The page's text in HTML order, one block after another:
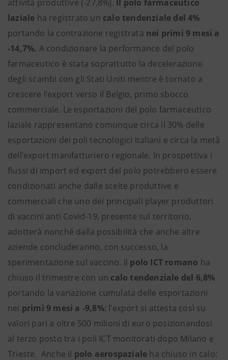
attività produttive (-27,8%). Il polo farmaceutico
laziale ha registrato un calo tendenziale del 4%
portando la contrazione registrata nei primi 9 mesi a
-14,7%. A condizionare la performance del polo
farmaceutico è stata soprattutto la decelerazione
degli scambi con gli Stati Uniti mentre è tornato a
crescere l’export verso il Belgio, primo sbocco
commerciale. Le esportazioni del polo farmaceutico
laziale rappresentano comunque circa il 30% delle
esportazioni dei poli tecnologici italiani e circa la metà
dell’export manifatturiero regionale. In prospettiva i
flussi di import ed export del polo potrebbero essere
condizionati anche dalle scelte produttive e
commerciali che uno dei principali player produttori
di vaccini anti Covid-19, presente sul territorio,
adotterà nonché dalla possibilità che anche altre
aziende concluderanno, con successo, la
sperimentazione sul vaccino. Il polo ICT romano ha
chiuso il trimestre con un calo tendenziale del 6,8%
portando la variazione cumulata delle esportazioni
nei primi 9 mesi a -9,8%: l’export si attesta così su
valori pari a oltre 500 milioni di euro posizionandosi
al terzo posto tra i poli ICT monitorati dopo Milano e
Trieste. Anche il polo aerospaziale ha chiuso in calo: